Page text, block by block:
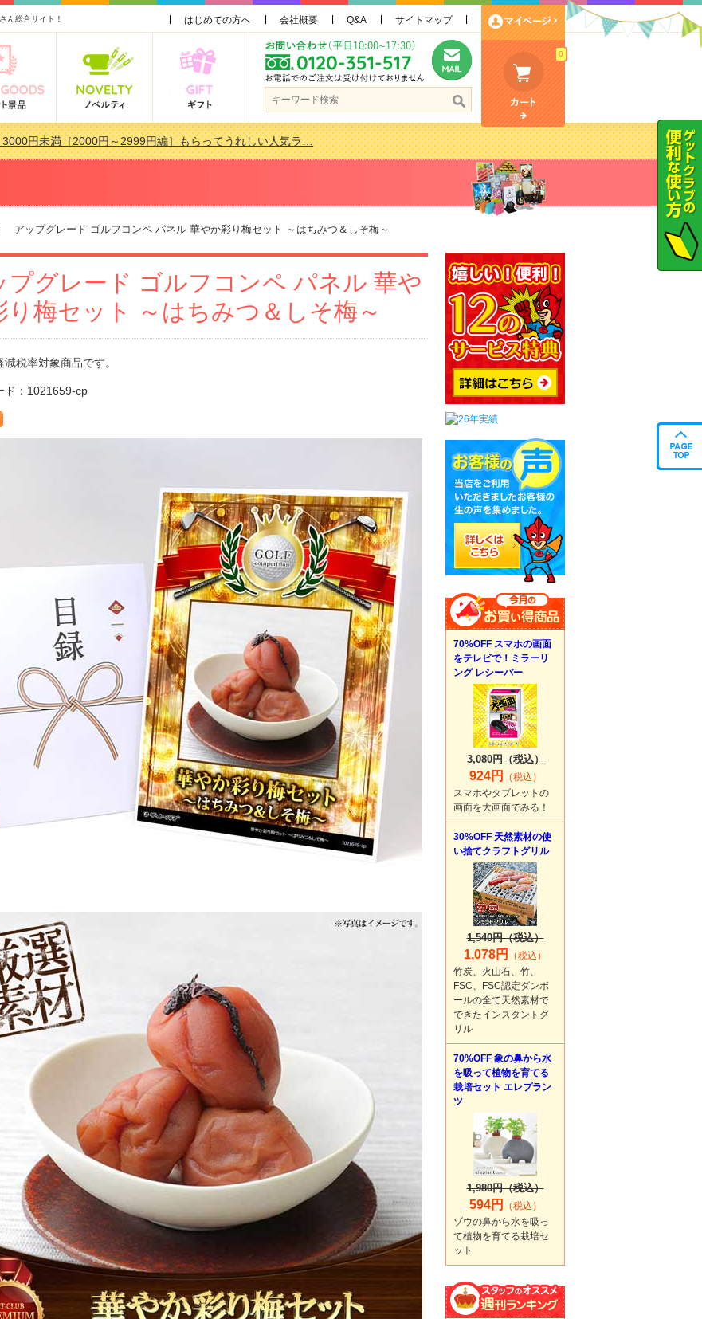
ん総合サイト！ はじめての方へ 会社概要 Q&A サイトマップ
0
円未満［2000円～2999円編］もらってうれしい人気ラ…
すすめ金額別人気ランキング 更新しました！
円未満［2000円～2999円編］もらってうれしい人気ラ…
って嬉しい景品とは？ 更新しました！
ップグレード ゴルフコンペ パネル 華やか彩り梅セット ～はちみつ＆しそ梅～
プグレード ゴルフコンペ パネル 華や
り梅セット ～はちみつ＆しそ梅～
税率対象商品です。
ド：1021659-cp
70%OFF スマホの画面
をテレビで！ミラーリ
ング レシーバー
3,080円（税込）
924円
（税込）
スマホやタブレットの
画面を大画面でみる！
30%OFF 天然素材の使
い捨てクラフトグリル
1,540円（税込）
1,078円
（税込）
竹炭、火山石、竹、
FSC、FSC認定ダンボ
ールの全て天然素材で
できたインスタントグ
リル
70%OFF 象の鼻から水
を吸って植物を育てる
栽培セット エレプラン
ツ
1,980円（税込）
594円
（税込）
ゾウの鼻から水を吸っ
て植物を育てる栽培セ
ット